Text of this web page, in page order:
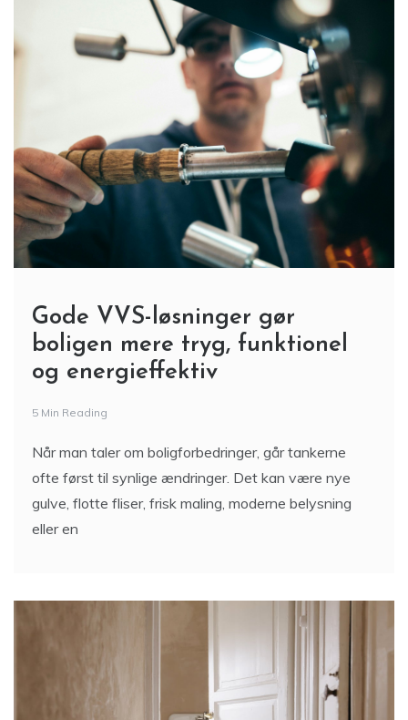
Gode VVS-løsninger gør
boligen mere tryg, funktionel
og energieffektiv
5 Min Reading
Når man taler om boligforbedringer, går tankerne
ofte først til synlige ændringer. Det kan være nye
gulve, flotte fliser, frisk maling, moderne belysning
eller en